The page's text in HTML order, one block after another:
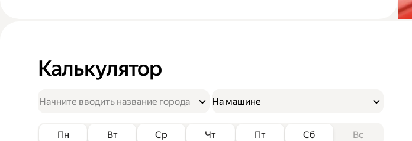
Калькулятор
На машине
Пн Вт Ср Чт Пт Сб Вс